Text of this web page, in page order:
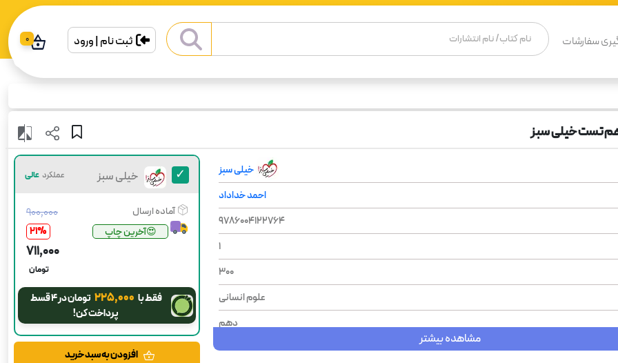
سفارشات ثبت نام | ورود 0
تست خیلی سبز
خیلی سبز
احمد خداداد
9786004122764
1
300
علوم انسانی
دهم
تست – پرسش های چهار گزینه ای
مشاهده بیشتر
خیلی سبز عملکرد عالی
آماده ارسال
😍آخرین چاپ
۹۰۰٬۰۰۰
21%
۷۱۱٬۰۰۰
تومان
فقط با ۲۲۵٬۰۰۰
تومان در ۴ قسط
پرداخت کن!
افزودن به سبد خرید